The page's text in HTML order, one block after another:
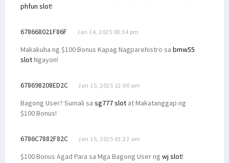
phfun slot!
678668021F86F Jan 14, 2025 08:34 pm
Makakuha ng $100 Bonus Kapag Nagparehistro sa bmw55
slotNgayon!
678698208ED2C Jan 15, 2025 12:00 am
Bagong User? Sumali sa sg777 slot at Makatanggap ng
$100 Bonus!
6786C7882F82C Jan 15, 2025 03:22 am
$100 Bonus Agad Para sa Mga Bagong User ng wj slot!